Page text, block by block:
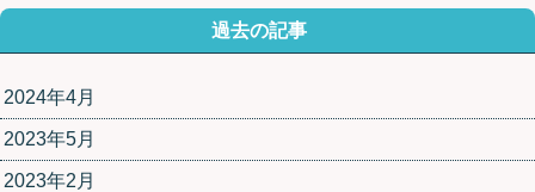
過去の記事
2024年4月
2023年5月
2023年2月